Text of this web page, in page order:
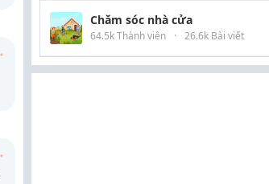
Chăm sóc nhà cửa
64.5k Thành viên · 26.6k Bài viết